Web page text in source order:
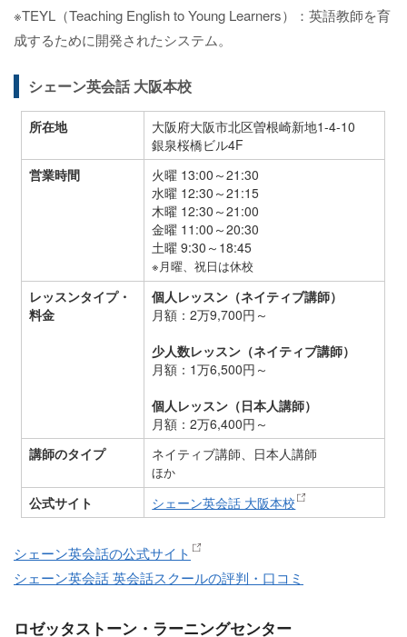
※TEYL（Teaching English to Young Learners）：英語教師を育
成するために開発されたシステム。
シェーン英会話 大阪本校
所在地
大阪府大阪市北区曽根崎新地1-4-10
銀泉桜橋ビル4F
営業時間
火曜 13:00～21:30
水曜 12:30～21:15
木曜 12:30～21:00
金曜 11:00～20:30
土曜 9:30～18:45
※月曜、祝日は休校
レッスンタイプ・
料金
個人レッスン（ネイティブ講師）
月額：2万9,700円～
少人数レッスン（ネイティブ講師）
月額：1万6,500円～
個人レッスン（日本人講師）
月額：2万6,400円～
講師のタイプ
ネイティブ講師、日本人講師
ほか
公式サイト シェーン英会話 大阪本校
シェーン英会話の公式サイト
シェーン英会話 英会話スクールの評判・口コミ
ロゼッタストーン・ラーニングセンター